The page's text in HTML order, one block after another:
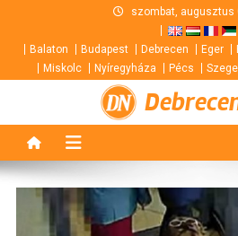
content
szombat, augusztus
Balaton Budapest Debrecen Eger
Miskolc
Nyíregyháza Pécs